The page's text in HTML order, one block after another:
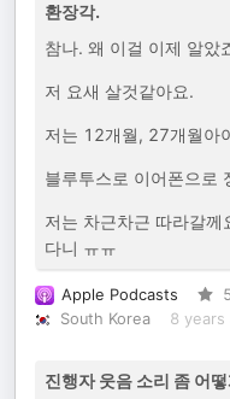
환장각.
참나. 왜 이걸 이제 알았
저 요새 살것같아요.
저는 12개월, 27개월아
블루투스로 이어폰으로
저는 차근차근 따라갈
다니 ㅠㅠ
Apple Podcasts 5
South Korea
8 years
진행자 웃음 소리 좀 어